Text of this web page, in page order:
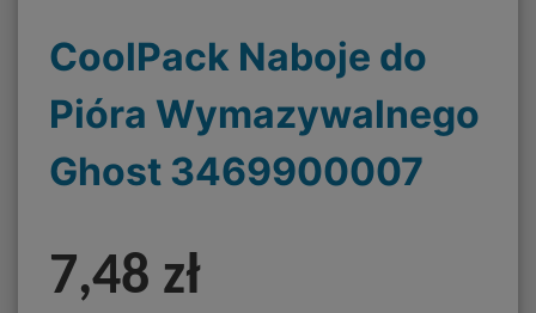
CoolPack Naboje do
Pióra Wymazywalnego
Ghost 3469900007
7,48 zł